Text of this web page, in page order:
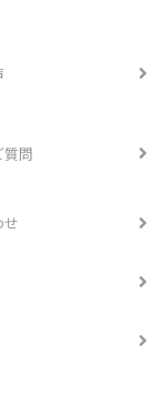
質問
せ